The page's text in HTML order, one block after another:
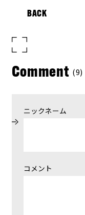
BACK
Comment (9)
ニックネーム
コメント